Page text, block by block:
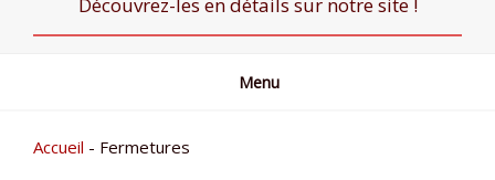
Menu
Accueil - Fermetures